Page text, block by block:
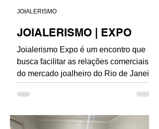
JOIALERISMO | EXPO
Joialerismo Expo é um encontro que
busca facilitar as relações comerciais
do mercado joalheiro do Rio de Janeiro
com a venda direta do...
JOIALERISMO